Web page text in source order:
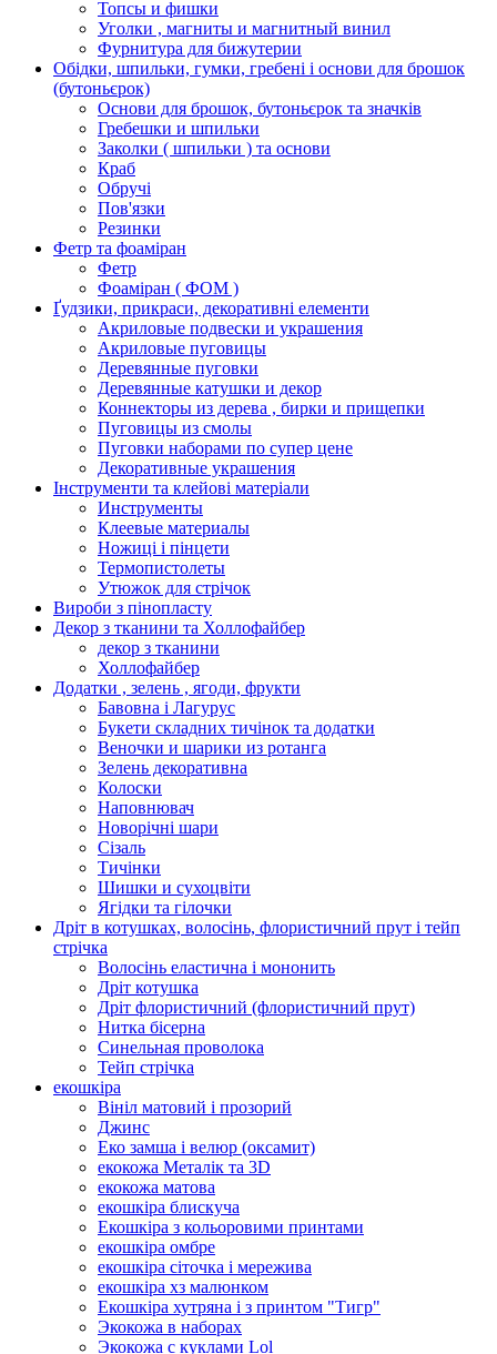
Топсы и фишки
Уголки , магниты и магнитный винил
Фурнитура для бижутерии
Обідки, шпильки, гумки, гребені і основи для брошок
(бутоньєрок)
Основи для брошок, бутоньєрок та значків
Гребешки и шпильки
Заколки ( шпильки ) та основи
Краб
Обручі
Пов'язки
Резинки
Фетр та фоаміран
Фетр
Фоаміран ( ФОМ )
Ґудзики, прикраси, декоративні елементи
Акриловые подвески и украшения
Акриловые пуговицы
Деревянные пуговки
Деревянные катушки и декор
Коннекторы из дерева , бирки и прищепки
Пуговицы из смолы
Пуговки наборами по супер цене
Декоративные украшения
Інструменти та клейові матеріали
Инструменты
Клеевые материалы
Ножиці і пінцети
Термопистолеты
Утюжок для стрічок
Вироби з пінопласту
Декор з тканини та Холлофайбер
декор з тканини
Холлофайбер
Додатки , зелень , ягоди, фрукти
Бавовна і Лагурус
Букети складних тичінок та додатки
Веночки и шарики из ротанга
Зелень декоративна
Колоски
Наповнювач
Новорічні шари
Сізаль
Тичінки
Шишки и сухоцвіти
Ягідки та гілочки
Дріт в котушках, волосінь, флористичний прут і тейп
стрічка
Волосінь еластична і мононить
Дріт котушка
Дріт флористичний (флористичний прут)
Нитка бісерна
Синельная проволока
Тейп стрічка
екошкіра
Вініл матовий і прозорий
Джинс
Еко замша і велюр (оксамит)
екокожа Металік та 3D
екокожа матова
екошкіра блискуча
Екошкіра з кольоровими принтами
екошкіра омбре
екошкіра сіточка і мережива
екошкіра хз малюнком
Екошкіра хутряна і з принтом "Тигр"
Экокожа в наборах
Экокожа с куклами Lol